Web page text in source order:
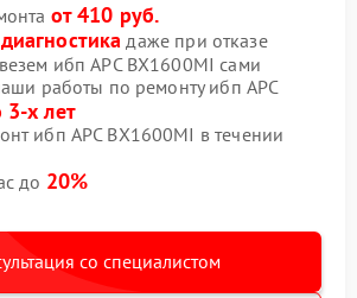
от 410 руб.
даже при отказе
ибп APC BX1600MI сами
работы по ремонту ибп APC
3-х лет
ибп APC BX1600MI в течении
до 20%
со специалистом